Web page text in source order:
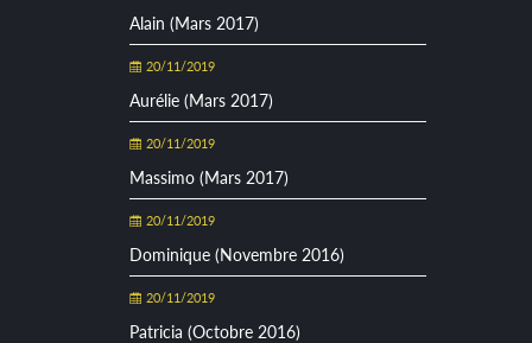
Alain (Mars 2017)
20/11/2019
Aurélie (Mars 2017)
20/11/2019
Massimo (Mars 2017)
20/11/2019
Dominique (Novembre 2016)
20/11/2019
Patricia (Octobre 2016)